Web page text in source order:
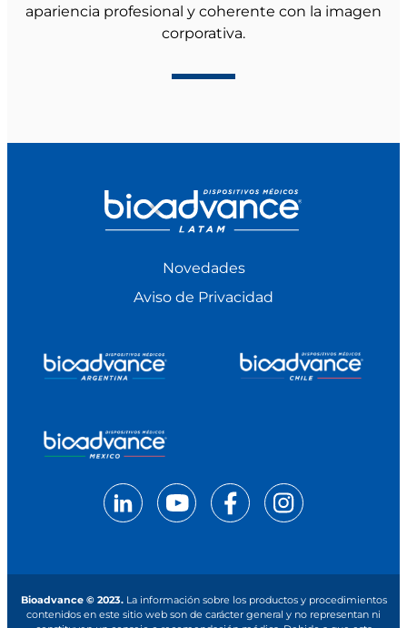
apariencia profesional y coherente con la imagen
corporativa.
Novedades
Aviso de Privacidad
Bioadvance © 2023.La información sobre los productos y procedimientos
contenidos en este sitio web son de carácter general y no representan ni